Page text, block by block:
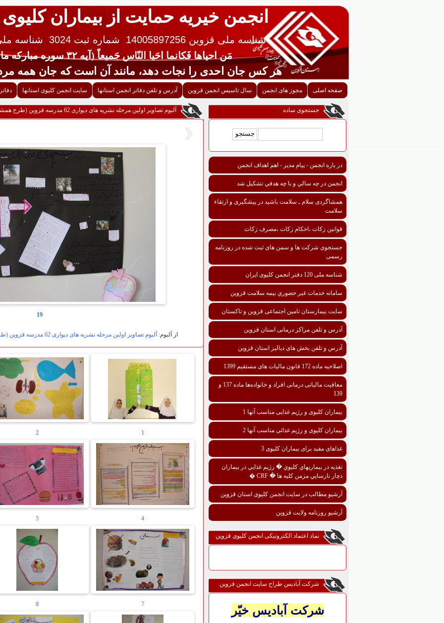
انجمن خیریه حمایت از بیماران
شناسه ملی قزوین 14005897256 شماره ثبت 3024
شناسه ملی
مَن احیاها فَکانما احَیا النّاس جَمیعاً (آیه ۳۲ سوره مبارکه مائده قرآن کریم)
هر کس جان احدی را نجات دهد، مانند آن است که جان همه
صفحه اصلی مجوز های انجمن سال تاسیس انجمن قزوین آدرس و تلفن دفاتر انجمن استانها سایت انجمن کلیوی استانها
جستجوی ساده
در باره انجمن - پیام مدیر - اهم اهداف انجمن
انجمن در چه سالي و با چه هدفي تشكيل شد
همشاگردی سلام ـ سلامت باشید در پیشگیری و ارتقاء
سلامت
قوانین زکات ،احکام زکات ،مصرف زکات
جستجوی شرکت ها و سمن های ثبت شده در روزنامه
رسمی
شناسه ملی 120 دفتر انجمن کلیوی ایران
سامانه خدمات غیر حضوري بیمه سلامت قزوین
سایت بیمارستان تامین اجتماعی قزوین و تاکستان
آدرس و تلفن مراکز درمانی استان قزوین
آدرس و تلفن بخش های دیالیز استان قزوین
اصلاحیه ماده 172 قانون مالیات های مستقیم 1399
معافیت مالیاتی درمانی افراد و خانواده‌ها ماده 137 و
139
بیماران کلیوی و رژیم غذایی مناسب آنها 1
بیماران کلیوی و رژیم غذائی مناسب آنها 2
غذاهای مفید برای بیماران کلیوی 3
تغذيه در بيماريهاي کليوي � رژيم غذايي در بيماران
دچار نارسايي مزمن کليه ها � CRF �
آرشیو مطالب در سایت انجمن کلیوی استان قزوین
آرشیو روزنامه ولایت قزوین
نماد اعتماد الکترونیکی انجمن کلیوی قزوین
شرکت آبادیس طراح سایت انجمن قزوین
شرکت آبادیس خیّر
آلبوم تصاویر اولین مرحله نشریه های دیواری 62 مدرسه قزوین (طرح همشاگردی سلام ،سلامت باشید)1394 - 19
19
از آلبوم: آلبوم تصاویر اولین مرحله نشریه های دیواری 62 مدرسه قزوین (طرح همشاگردی سلام ،سلامت باشید)1394
1
2
4
5
7
8